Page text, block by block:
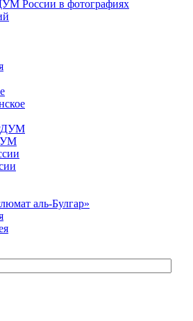
России в фотографиях
аль-Булгар»